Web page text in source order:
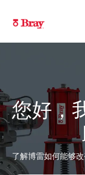
您好，
了解博雷如何能够